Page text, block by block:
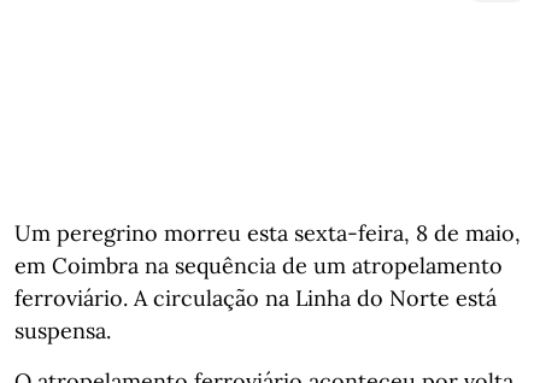
Um peregrino morreu esta sexta-feira, 8 de maio,
em Coimbra na sequência de um atropelamento
ferroviário. A circulação na Linha do Norte está
suspensa.